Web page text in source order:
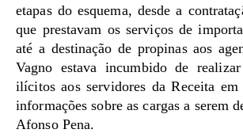
etapas do esquema, desde a
que prestavam os serviços de
até a destinação de propinas aos
Vagno estava incumbido de
ilícitos aos servidores da Receita
informações sobre as cargas a serem
Afonso Pena.